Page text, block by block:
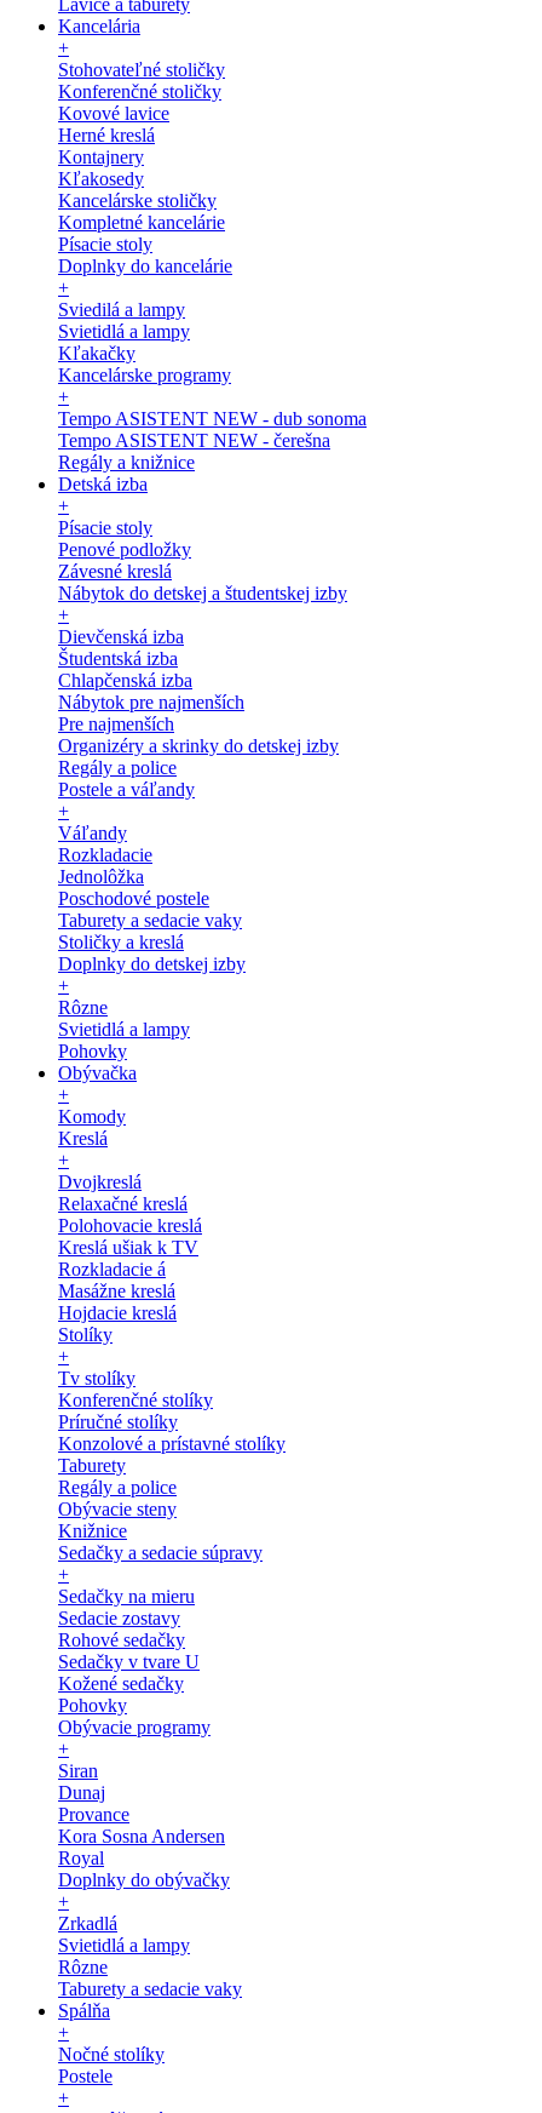
Lavice a taburety
Kancelária
+
Stohovateľné stoličky
Konferenčné stoličky
Kovové lavice
Herné kreslá
Kontajnery
Kľakosedy
Kancelárske stoličky
Kompletné kancelárie
Písacie stoly
Doplnky do kancelárie
+
Sviedilá a lampy
Svietidlá a lampy
Kľakačky
Kancelárske programy
+
Tempo ASISTENT NEW - dub sonoma
Tempo ASISTENT NEW - čerešna
Regály a knižnice
Detská izba
+
Písacie stoly
Penové podložky
Závesné kreslá
Nábytok do detskej a študentskej izby
+
Dievčenská izba
Študentská izba
Chlapčenská izba
Nábytok pre najmenších
Pre najmenších
Organizéry a skrinky do detskej izby
Regály a police
Postele a váľandy
+
Váľandy
Rozkladacie
Jednolôžka
Poschodové postele
Taburety a sedacie vaky
Stoličky a kreslá
Doplnky do detskej izby
+
Rôzne
Svietidlá a lampy
Pohovky
Obývačka
+
Komody
Kreslá
+
Dvojkreslá
Relaxačné kreslá
Polohovacie kreslá
Kreslá ušiak k TV
Rozkladacie á
Masážne kreslá
Hojdacie kreslá
Stolíky
+
Tv stolíky
Konferenčné stolíky
Príručné stolíky
Konzolové a prístavné stolíky
Taburety
Regály a police
Obývacie steny
Knižnice
Sedačky a sedacie súpravy
+
Sedačky na mieru
Sedacie zostavy
Rohové sedačky
Sedačky v tvare U
Kožené sedačky
Pohovky
Obývacie programy
+
Siran
Dunaj
Provance
Kora Sosna Andersen
Royal
Doplnky do obývačky
+
Zrkadlá
Svietidlá a lampy
Rôzne
Taburety a sedacie vaky
Spálňa
+
Nočné stolíky
Postele
+